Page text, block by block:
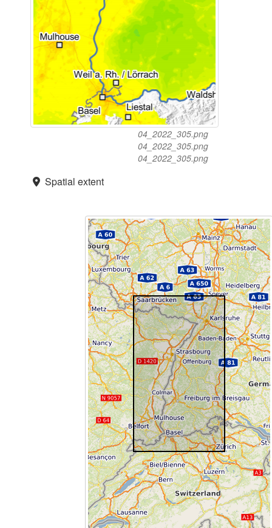
04_2022_305.png
04_2022_305.png
04_2022_305.png
Spatial extent